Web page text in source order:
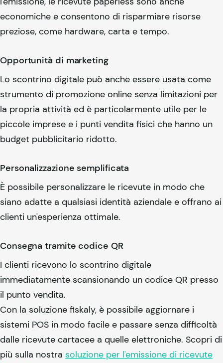
economiche e consentono di risparmiare risorse
preziose, come hardware, carta e tempo.
Opportunità di marketing
Lo scontrino digitale può anche essere usata come
strumento di promozione online senza limitazioni per
la propria attività ed è particolarmente utile per le
piccole imprese e i punti vendita fisici che hanno un
budget pubblicitario ridotto.
Personalizzazione semplificata
È possibile personalizzare le ricevute in modo che
siano adatte a qualsiasi identità aziendale e offrano ai
clienti un'esperienza ottimale.
Consegna tramite codice QR
I clienti ricevono lo scontrino digitale
immediatamente scansionando un codice QR presso
il punto vendita.
Con la soluzione fiskaly, è possibile aggiornare i
sistemi POS in modo facile e passare senza difficoltà
dalle ricevute cartacee a quelle elettroniche. Scopri di
più sulla nostra soluzione per l'emissione di ricevute